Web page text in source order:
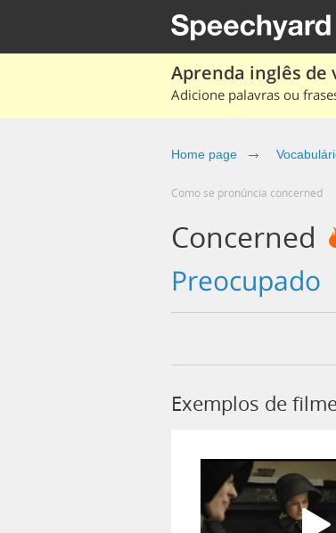
Aprenda inglês de
Adicione palavras ou
Home page
Como se pronúncia concerned
Concerned
preocupado
Exemplos de